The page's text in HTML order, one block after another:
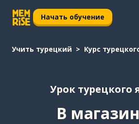
Начать обучение
Учить турецкий Курс
Урок турецкого
В